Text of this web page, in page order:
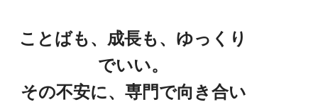
ことばも、成長も、ゆっくり
でいい。
その不安に、専門で向き合い